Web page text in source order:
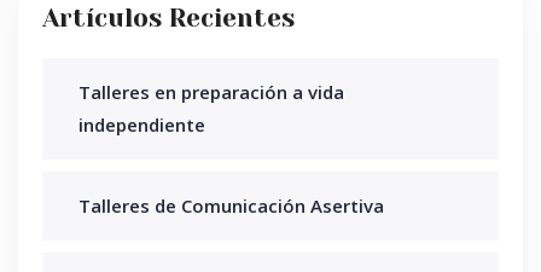
Artículos Recientes
Talleres en preparación a vida
independiente
Talleres de Comunicación Asertiva